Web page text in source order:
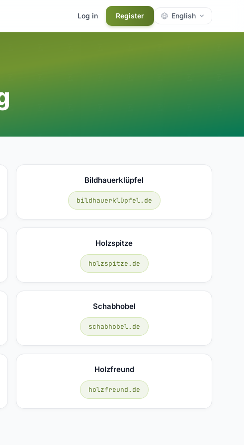
Log in Register English
Bildhauerklüpfel
bildhauerklüpfel.de
Holzspitze
holzspitze.de
Schabhobel
schabhobel.de
Holzfreund
holzfreund.de